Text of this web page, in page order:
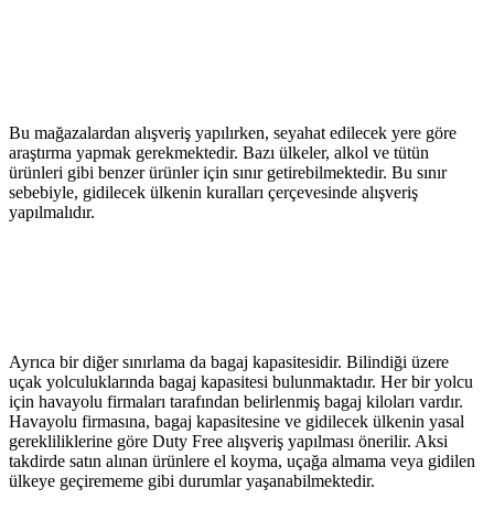
Bu mağazalardan alışveriş yapılırken, seyahat edilecek yere göre
araştırma yapmak gerekmektedir. Bazı ülkeler, alkol ve tütün
ürünleri gibi benzer ürünler için sınır getirebilmektedir. Bu sınır
sebebiyle, gidilecek ülkenin kuralları çerçevesinde alışveriş
yapılmalıdır.
Ayrıca bir diğer sınırlama da bagaj kapasitesidir. Bilindiği üzere
uçak yolculuklarında bagaj kapasitesi bulunmaktadır. Her bir yolcu
için havayolu firmaları tarafından belirlenmiş bagaj kiloları vardır.
Havayolu firmasına, bagaj kapasitesine ve gidilecek ülkenin yasal
gerekliliklerine göre Duty Free alışveriş yapılması önerilir. Aksi
takdirde satın alınan ürünlere el koyma, uçağa almama veya gidilen
ülkeye geçirememe gibi durumlar yaşanabilmektedir.